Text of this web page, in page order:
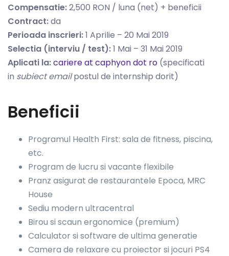
Compensatie:2,500 RON / luna (net) + beneficii
Contract:da
Perioada inscrieri:1 Aprilie – 20 Mai 2019
Selectia (interviu / test):1 Mai – 31 Mai 2019
Aplicati la:cariere at caphyon dot ro (specificati
in subiect emailpostul de internship dorit)
Beneficii
Programul Health First: sala de fitness, piscina,
etc.
Program de lucru si vacante flexibile
Pranz asigurat de restaurantele Epoca, MRC
House
Sediu modern ultracentral
Birou si scaun ergonomice (premium)
Calculator si software de ultima generatie
Camera de relaxare cu proiector si jocuri PS4